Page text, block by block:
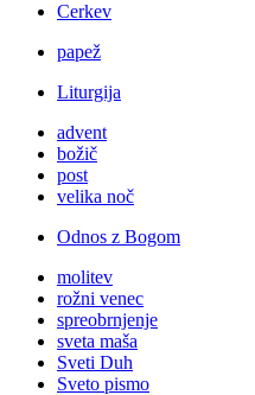
Cerkev
papež
Liturgija
advent
božič
post
velika noč
Odnos z Bogom
molitev
rožni venec
spreobrnjenje
sveta maša
Sveti Duh
Sveto pismo